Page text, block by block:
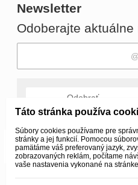
Newsletter
Odoberajte aktuálne
Odobrať
© 2026 WEXBO |
Táto stránka používa
Súbory cookies používame pre
stránky a jej funkcií. Pomocou
pamätáme váš preferovaný jazyk,
zobrazovaných reklám, počítame
vaše nastavenia vykonané na